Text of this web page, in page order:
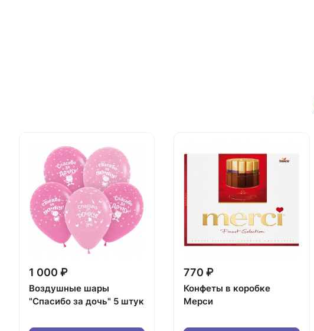
1 000 ₽
Воздушные шары
"Спасибо за дочь" 5 штук
770 ₽
Конфеты в коробке
Мерси